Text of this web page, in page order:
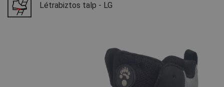
Létrabiztos talp - LG